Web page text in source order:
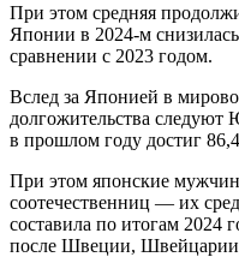
При этом средняя
Японии в 2024-м
сравнении с 2023 годом.
Вслед за Японией в
долгожительства
в прошлом году достиг
При этом японские
соотечественниц ― их
составила по итогам 2024
после Швеции,